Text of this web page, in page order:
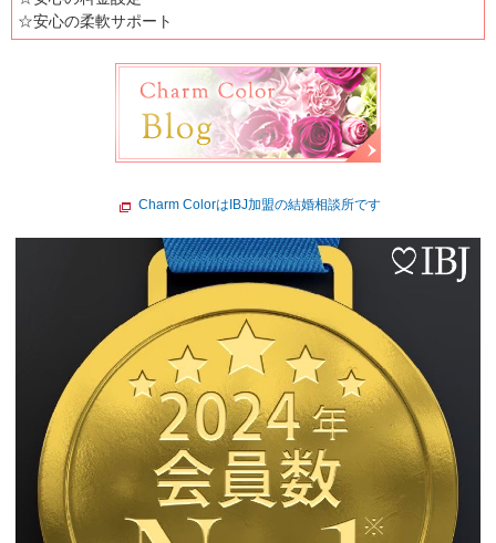
☆安心の柔軟サポート
Charm ColorはIBJ加盟の結婚相談所です